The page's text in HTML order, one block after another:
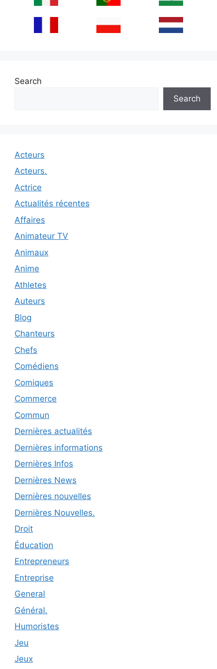
Search
Search
Acteurs
Acteurs.
Actrice
Actualités récentes
Affaires
Animateur TV
Animaux
Anime
Athletes
Auteurs
Blog
Chanteurs
Chefs
Comédiens
Comiques
Commerce
Commun
Dernières actualités
Dernières informations
Dernières Infos
Dernières News
Dernières nouvelles
Dernières Nouvelles.
Droit
Éducation
Entrepreneurs
Entreprise
General
Général.
Humoristes
Jeu
Jeux